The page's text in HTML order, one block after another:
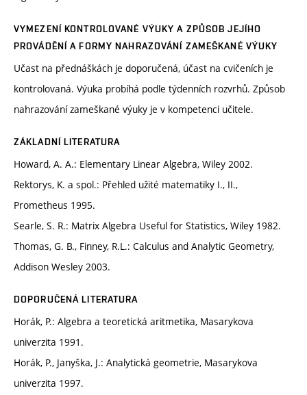
VYMEZENÍ KONTROLOVANÉ VÝUKY A ZPŮSOB JEJÍHO
PROVÁDĚNÍ A FORMY NAHRAZOVÁNÍ ZAMEŠKANÉ VÝUKY
Učast na přednáškách je doporučená, účast na cvičeních je
kontrolovaná. Výuka probíhá podle týdenních rozvrhů. Způsob
nahrazování zameškané výuky je v kompetenci učitele.
ZÁKLADNÍ LITERATURA
Howard, A. A.: Elementary Linear Algebra, Wiley 2002.
Rektorys, K. a spol.: Přehled užité matematiky I., II.,
Prometheus 1995.
Searle, S. R.: Matrix Algebra Useful for Statistics, Wiley 1982.
Thomas, G. B., Finney, R.L.: Calculus and Analytic Geometry,
Addison Wesley 2003.
DOPORUČENÁ LITERATURA
Horák, P.: Algebra a teoretická aritmetika, Masarykova
univerzita 1991.
Horák, P., Janyška, J.: Analytická geometrie, Masarykova
univerzita 1997.